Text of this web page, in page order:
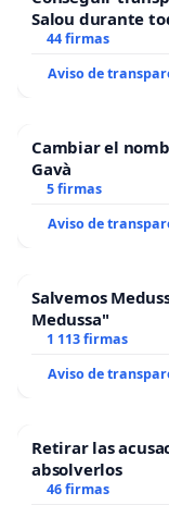
Salou durante
44 firmas
Aviso de
Cambiar el
Gavà
5 firmas
Aviso de
Salvemos
Medussa"
1 113 firmas
Aviso de
Retirar las
absolverlos
46 firmas